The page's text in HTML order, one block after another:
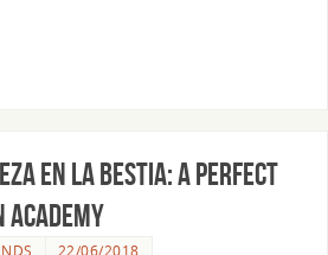
en la bestia: A Perfect
22/06/2018